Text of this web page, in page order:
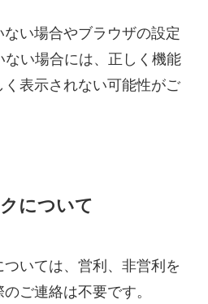
い場合やブラウザの設定
い場合には、正しく機能
く表示されない可能性がご
について
いては、営利、非営利を
ご連絡は不要です。